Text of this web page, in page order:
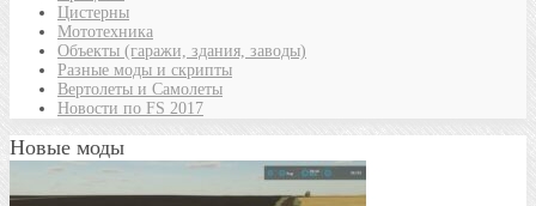
Цистерны
Мототехника
Объекты (гаражи, здания, заводы)
Разные моды и скрипты
Вертолеты и Самолеты
Новости по FS 2017
Новые моды